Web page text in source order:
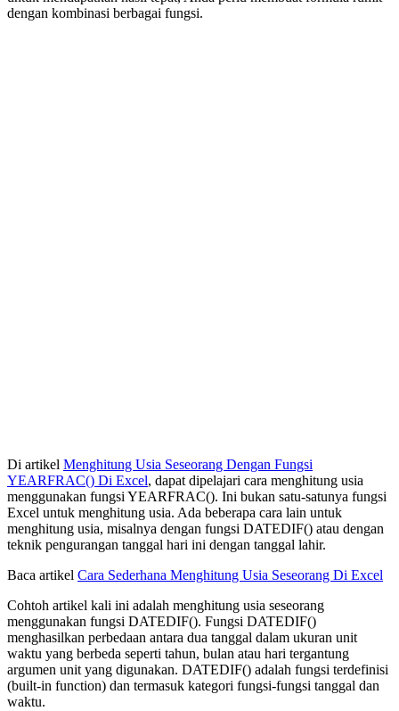
dengan kombinasi berbagai fungsi.
Di artikel Menghitung Usia Seseorang Dengan Fungsi
YEARFRAC() Di Excel, dapat dipelajari cara menghitung usia
menggunakan fungsi YEARFRAC(). Ini bukan satu-satunya fungsi
Excel untuk menghitung usia. Ada beberapa cara lain untuk
menghitung usia, misalnya dengan fungsi DATEDIF() atau dengan
teknik pengurangan tanggal hari ini dengan tanggal lahir.
Baca artikel Cara Sederhana Menghitung Usia Seseorang Di Excel
Cohtoh artikel kali ini adalah menghitung usia seseorang
menggunakan fungsi DATEDIF(). Fungsi DATEDIF()
menghasilkan perbedaan antara dua tanggal dalam ukuran unit
waktu yang berbeda seperti tahun, bulan atau hari tergantung
argumen unit yang digunakan. DATEDIF() adalah fungsi terdefinisi
(built-in function) dan termasuk kategori fungsi-fungsi tanggal dan
waktu.